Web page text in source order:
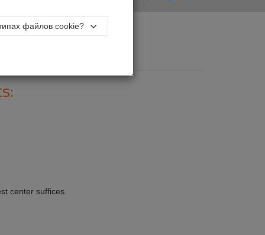
center suffices.
файлов cookie?